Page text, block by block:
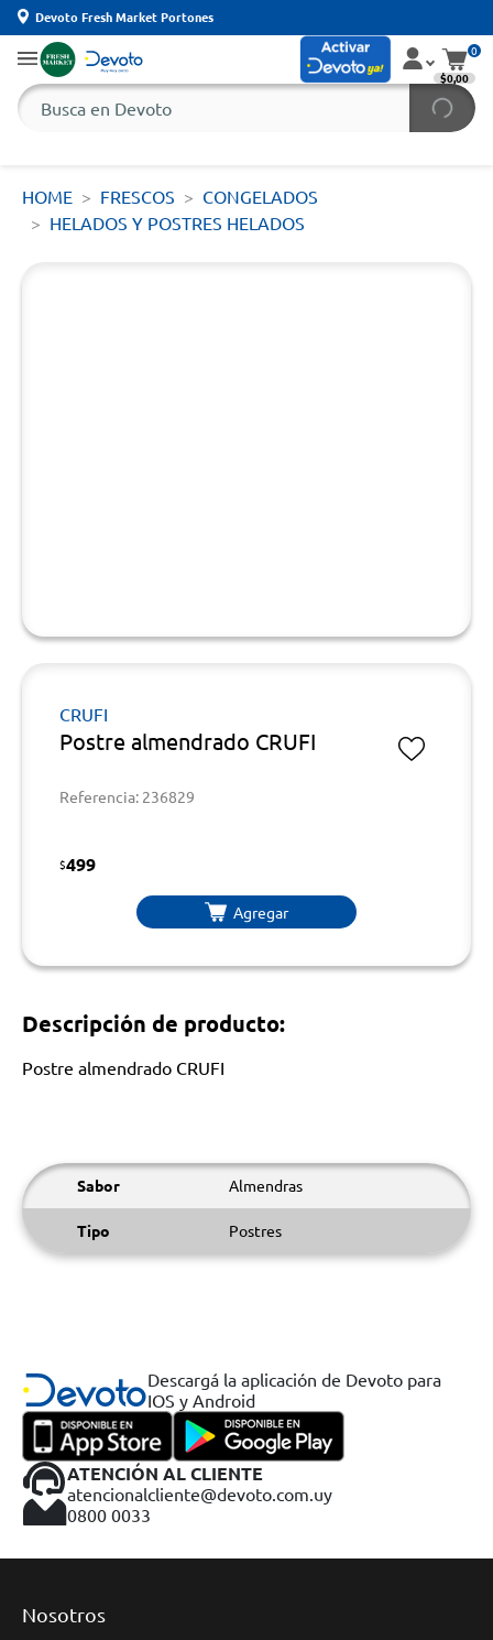
Devoto Fresh Market Portones
0
$0,00
HOME FRESCOS
CONGELADOS
HELADOS Y POSTRES HELADOS
CRUFI
Postre almendrado CRUFI
Referencia: 236829
$499
Agregar
Descripción de producto:
Postre almendrado CRUFI
Sabor Almendras
Tipo Postres
Descargá la aplicación de Devoto para
IOS y Android
ATENCIÓN AL CLIENTE
atencionalcliente@devoto.com.uy
0800 0033
Nosotros